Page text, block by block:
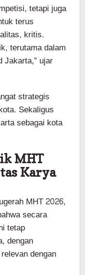
tetapi juga
terus
kritis.
terutama dalam
Jakarta,” ujar
strategis
Sekaligus
sebagai kota
MHT
Karya
MHT 2026,
secara
tetap
dengan
dengan